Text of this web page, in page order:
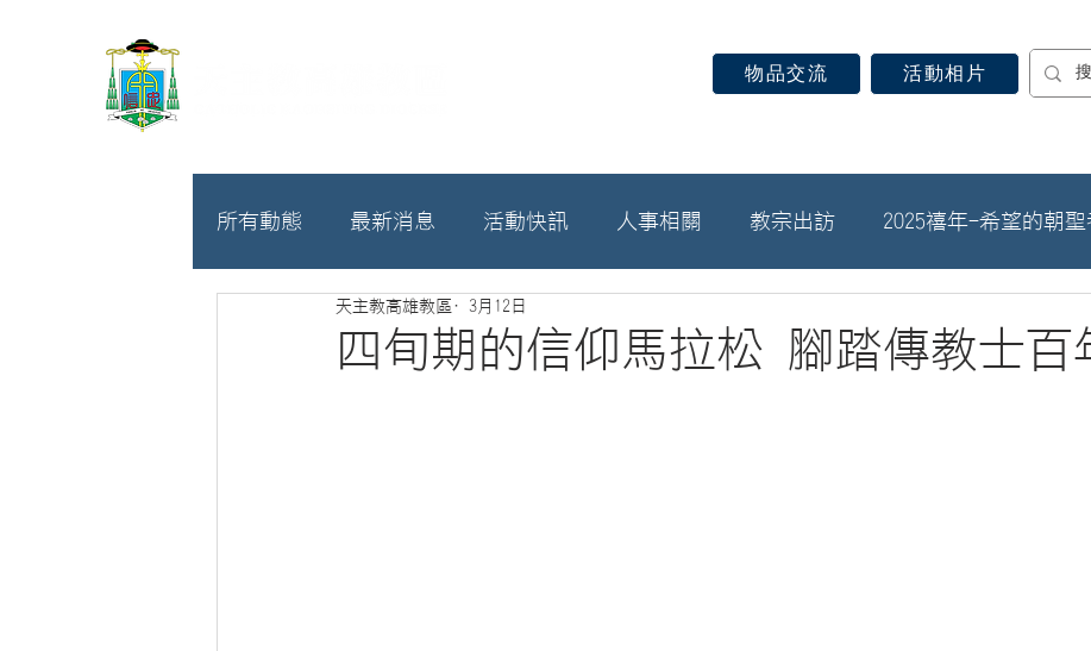
物品交流 活動相片
所有動態 最新消息 活動快訊 人事相關 教宗出訪 2025禧年-希望的朝聖
募款相關
四旬期的信仰馬拉松 腳踏傳教士百
天主教高雄教區 3月12日